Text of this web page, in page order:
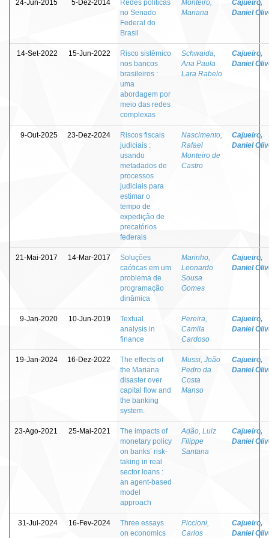
24-Jun-2015 5-Dez-2014
Redes políticas
no Senado
Federal do
Brasil
Monteiro,
Mariana
Cajueiro,
Daniel
14-Set-2022 15-Jun-2022
Risco sistêmico
nos bancos
brasileiros :
uma
abordagem por
meio das redes
complexas
Schwaida,
Ana Paula
Lara Rabelo
Cajueiro,
Daniel
9-Out-2025 23-Dez-2024
Riscos fiscais
judiciais :
usando
metadados de
processos
judiciais para
estimar o
tempo de
expedição de
precatórios
federais
Nascimento,
Rafael
Monteiro de
Castro
Cajueiro,
Daniel
21-Mai-2017 14-Mar-2017
Soluções
caóticas em um
problema de
programação
dinâmica
Marinho,
Leonardo
Sousa
Gomes
Cajueiro,
Daniel
9-Jan-2020 10-Jun-2019
Textual
analysis in
finance
Pereira,
Camila
Cardoso
Cajueiro,
Daniel
19-Jan-2024 16-Dez-2022
The effects of
the Mariana
disaster over
capital flow and
the banking
system.
Mussi, João
Pedro da
Costa
Manso
Cajueiro,
Daniel
23-Ago-2021 25-Mai-2021
The impacts of
monetary policy
on banks’ risk-
taking in real
sector loans :
an agent-based
model
approach
Adão, Luiz
Filippe
Santana
Cajueiro,
Daniel
31-Jul-2024 16-Fev-2024
Three essays
on economics
Piccioni,
Carlos
Cajueiro,
Daniel